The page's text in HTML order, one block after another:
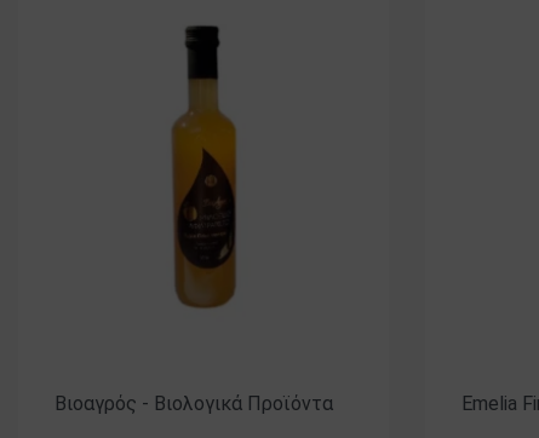
Βιοαγρός - Βιολογικά Προϊόντα Emelia